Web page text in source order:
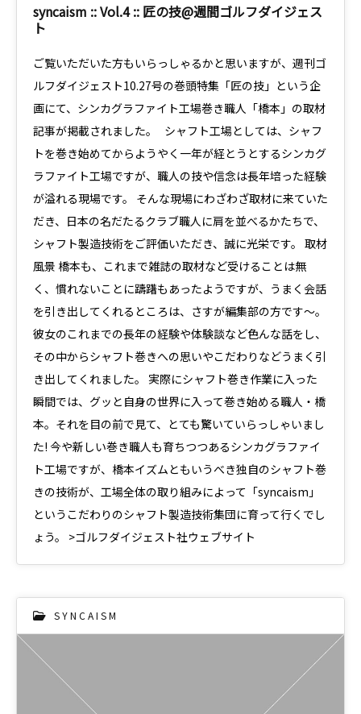
syncaism :: Vol.4 :: 匠の技@週間ゴルフダイジェス
ト
ご覧いただいた方もいらっしゃるかと思いますが、週刊ゴ
ルフダイジェスト10.27号の巻頭特集「匠の技」という企
画にて、シンカグラファイト工場巻き職人「橋本」の取材
記事が掲載されました。 シャフト工場としては、シャフ
トを巻き始めてからようやく一年が経とうとするシンカグ
ラファイト工場ですが、職人の技や信念は長年培った経験
が溢れる現場です。 そんな現場にわざわざ取材に来ていた
だき、日本の名だたるクラブ職人に肩を並べるかたちで、
シャフト製造技術をご評価いただき、誠に光栄です。 取材
風景 橋本も、これまで雑誌の取材など受けることは無
く、慣れないことに躊躇もあったようですが、うまく会話
を引き出してくれるところは、さすが編集部の方です〜。
彼女のこれまでの長年の経験や体験談など色んな話をし、
その中からシャフト巻きへの思いやこだわりなどうまく引
き出してくれました。 実際にシャフト巻き作業に入った
瞬間では、グッと自身の世界に入って巻き始める職人・橋
本。それを目の前で見て、とても驚いていらっしゃいまし
た! 今や新しい巻き職人も育ちつつあるシンカグラファイ
ト工場ですが、橋本イズムともいうべき独自のシャフト巻
きの技術が、工場全体の取り組みによって「syncaism」
というこだわりのシャフト製造技術集団に育って行くでし
ょう。 >ゴルフダイジェスト社ウェブサイト
S Y N C A I S M